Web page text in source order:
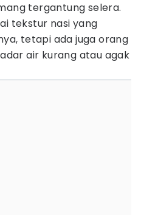
tergantung selera.
tekstur nasi yang
tetapi ada juga orang
air kurang atau agak